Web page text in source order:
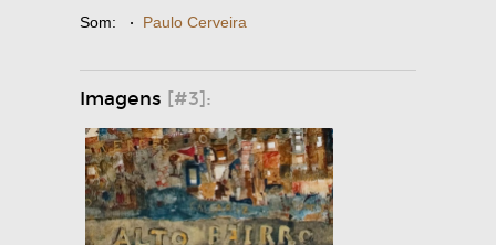
Som: · Paulo Cerveira
Imagens [#3]: